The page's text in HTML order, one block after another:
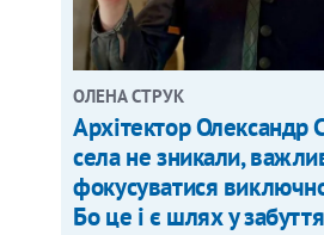
ОЛЕНА СТРУК
Архітектор Олександр
села не зникали,
фокусуватися
Бо це і є шлях у